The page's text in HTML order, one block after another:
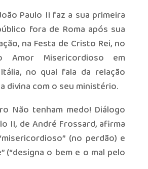
Paulo II faz a sua primeira
fora de Roma após sua
na Festa de Cristo Rei, no
Amor Misericordioso em
no qual fala da relação
divina com o seu ministério.
Não tenham medo! Diálogo
II, de André Frossard, afirma
(no perdão) e
(“designa o bem e o mal pelo